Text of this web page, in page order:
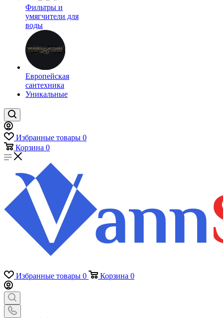
Фильтры и
умягчители для
воды
Европейская
сантехника
Уникальные
Избранные товары 0
Корзина 0
Избранные товары 0 Корзина 0